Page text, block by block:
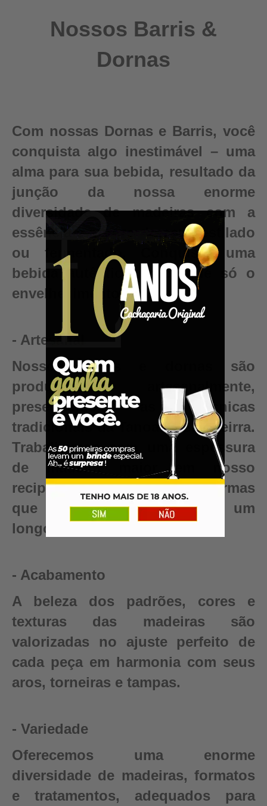
Nossos Barris &
Dornas
Com nossas Dornas e Barris, você
conquista algo inestimável – uma
alma para sua bebida, resultado da
junção da nossa enorme
diversidade de madeiras com a
essência e pureza do seu destilado
ou fermentado. Conquiste uma
bebida autêntica, valor que só o
envelhecimento pode criar.
- Artesanal
Nossos barris e dornas são
produzidos artesanalmente,
preservando as técnicas
tradicionais da Tanoaria Brasileirra.
Trabalhamos com uma espessura
de madeira maior em nosso
recipientes para garantir reformas
que renovam seu barril para um
longo período de uso.
- Acabamento
A beleza dos padrões, cores e
texturas das madeiras são
valorizadas no ajuste perfeito de
cada peça em harmonia com seus
aros, torneiras e tampas.
- Variedade
Oferecemos uma enorme
diversidade de madeiras, formatos
e tratamentos, adequados para